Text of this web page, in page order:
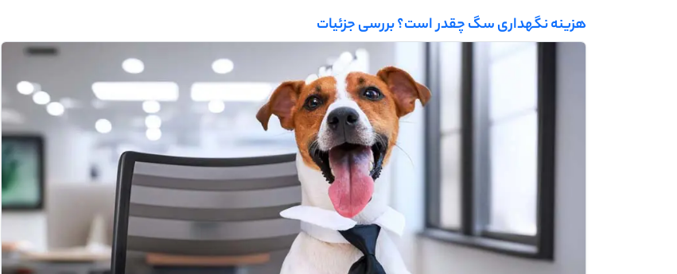
هزینه نگهداری سگ چقدر است؟ بررسی جزئیات